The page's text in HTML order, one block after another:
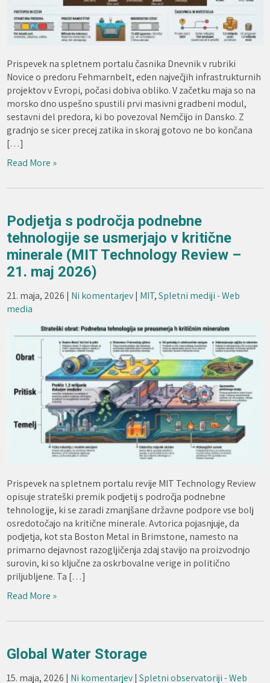
Prispevek na spletnem portalu časnika Dnevnik v rubriki
Novice o predoru Fehmarnbelt, eden največjih infrastrukturnih
projektov v Evropi, počasi dobiva obliko. V začetku maja so na
morsko dno uspešno spustili prvi masivni gradbeni modul,
sestavni del predora, ki bo povezoval Nemčijo in Dansko. Z
gradnjo se sicer precej zatika in skoraj gotovo ne bo končana
[…]
Read More »
Podjetja s področja podnebne
tehnologije se usmerjajo v kritične
minerale (MIT Technology Review –
21. maj 2026)
21. maja, 2026 | Ni komentarjev| MIT,Spletni mediji - Web
media
Prispevek na spletnem portalu revije MIT Technology Review
opisuje strateški premik podjetij s področja podnebne
tehnologije, ki se zaradi zmanjšane državne podpore vse bolj
osredotočajo na kritične minerale. Avtorica pojasnjuje, da
podjetja, kot sta Boston Metal in Brimstone, namesto na
primarno dejavnost razogljičenja zdaj stavijo na proizvodnjo
surovin, ki so ključne za oskrbovalne verige in politično
priljubljene. Ta […]
Read More »
Global Water Storage
15. maja, 2026 | Ni komentarjev|Spletni observatoriji - Web